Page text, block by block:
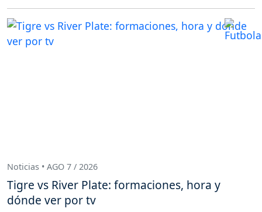
Noticias • AGO 7 / 2026
Tigre vs River Plate: formaciones, hora y
dónde ver por tv